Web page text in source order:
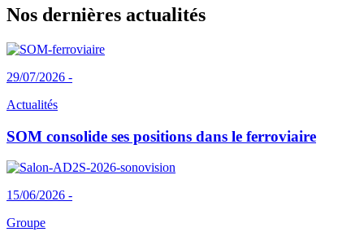
Nos dernières actualités
29/07/2026 -
Actualités
SOM consolide ses positions dans le ferroviaire
15/06/2026 -
Groupe